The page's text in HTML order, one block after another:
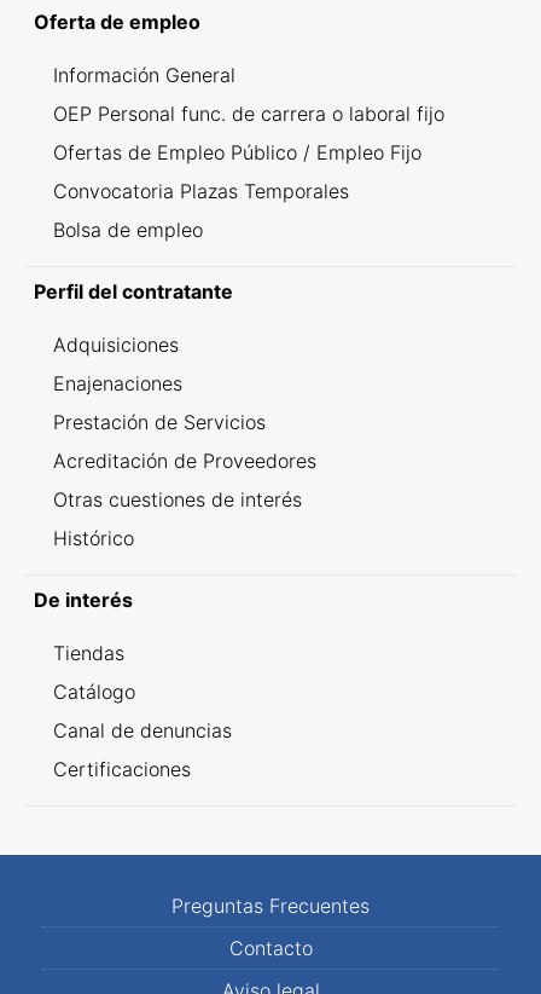
Oferta de empleo
Información General
OEP Personal func. de carrera o laboral fijo
Ofertas de Empleo Público / Empleo Fijo
Convocatoria Plazas Temporales
Bolsa de empleo
Perfil del contratante
Adquisiciones
Enajenaciones
Prestación de Servicios
Acreditación de Proveedores
Otras cuestiones de interés
Histórico
De interés
Tiendas
Catálogo
Canal de denuncias
Certificaciones
Preguntas Frecuentes
Contacto